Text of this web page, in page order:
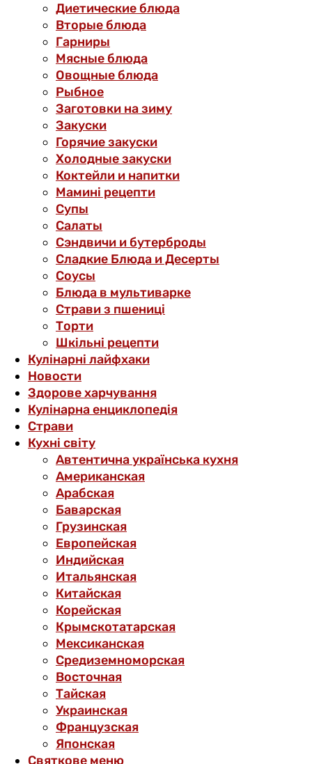
Диетические блюда
Вторые блюда
Гарниры
Мясные блюда
Овощные блюда
Рыбное
Заготовки на зиму
Закуски
Горячие закуски
Холодные закуски
Коктейли и напитки
Мамині рецепти
Супы
Салаты
Сэндвичи и бутерброды
Сладкие Блюда и Десерты
Соусы
Блюда в мультиварке
Страви з пшениці
Торти
Шкільні рецепти
Кулінарні лайфхаки
Новости
Здорове харчування
Кулінарна енциклопедія
Страви
Кухні світу
Автентична українська кухня
Американская
Арабская
Баварская
Грузинская
Европейская
Индийская
Итальянская
Китайская
Корейская
Крымскотатарская
Мексиканская
Средиземноморская
Восточная
Тайская
Украинская
Французская
Японская
Святкове меню